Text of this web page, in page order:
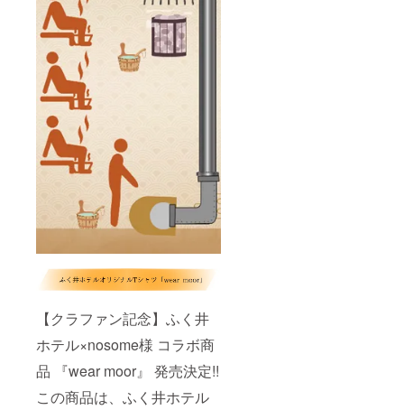
【クラファン記念】ふく井
ホテル×nosome様 コラボ商
品 『wear moor』 発売決定!!
この商品は、ふく井ホテル